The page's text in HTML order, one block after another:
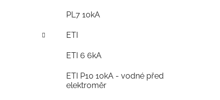
PL7 10kA
ETI
ETI 6 6kA
ETI P10 10kA - vodné před
elektroměr